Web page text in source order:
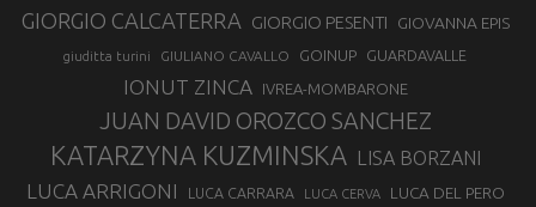
GIORGIO CALCATERRA GIORGIO PESENTI GIOVANNA EPIS
giuditta turini GIULIANO CAVALLO GOINUP GUARDAVALLE
IONUT ZINCA IVREA-MOMBARONE
JUAN DAVID OROZCO SANCHEZ
KATARZYNA KUZMINSKA LISA BORZANI
LUCA ARRIGONI LUCA CARRARA LUCA CERVA LUCA DEL PERO